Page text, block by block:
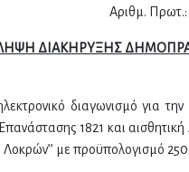
ΔΙΑΚΗΡΥΞΗΣ
διαγωνισμό για
1821 και
με προϋπολογισμό